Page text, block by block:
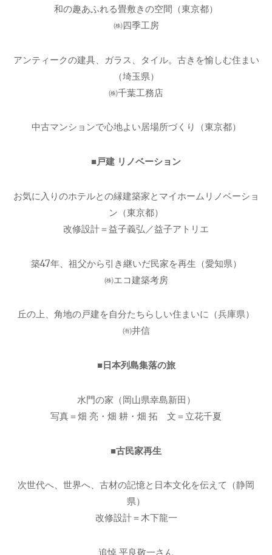
和の趣あふれる畳敷きの空間（東京都）
㈱四季工房
アンティークの建具、ガラス、タイル。古きを愉しむ住まい
（埼玉県）
㈱千葉工務店
中古マンションで心地よい居場所づくり（東京都）
■戸建 リノベーション
お気に入りのホテルとの縁建築家とマイホームリノベーショ
ン（東京都）
改修設計＝益子義弘／益子アトリエ
築47年、祖父から引き継いだ民家を再生（愛知県）
㈱エコ建築考房
丘の上、角地の戸建を自分たちらしい住まいに（兵庫県）
㈲井信
■日本列島集落の旅
水門の家（岡山県幸島新田）
写真＝畑 亮・畑 耕・畑 拓 文＝立花千夏
■古民家再生
次世代へ、世界へ、古材の記憶と日本文化を伝えて（静岡
県）
改修設計＝木下龍一
追悼 平良敬一さん